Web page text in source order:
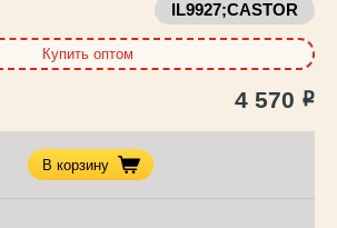
IL9927;CASTOR
Купить оптом
4 570 Р
В корзину